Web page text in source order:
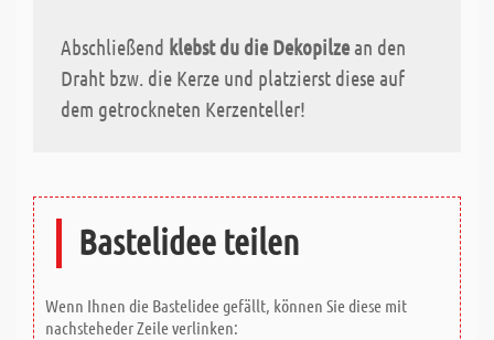
Abschließend klebst du die Dekopilzean den
Draht bzw. die Kerze und platzierst diese auf
dem getrockneten Kerzenteller!
Bastelidee teilen
Wenn Ihnen die Bastelidee gefällt, können Sie diese mit
nachsteheder Zeile verlinken: